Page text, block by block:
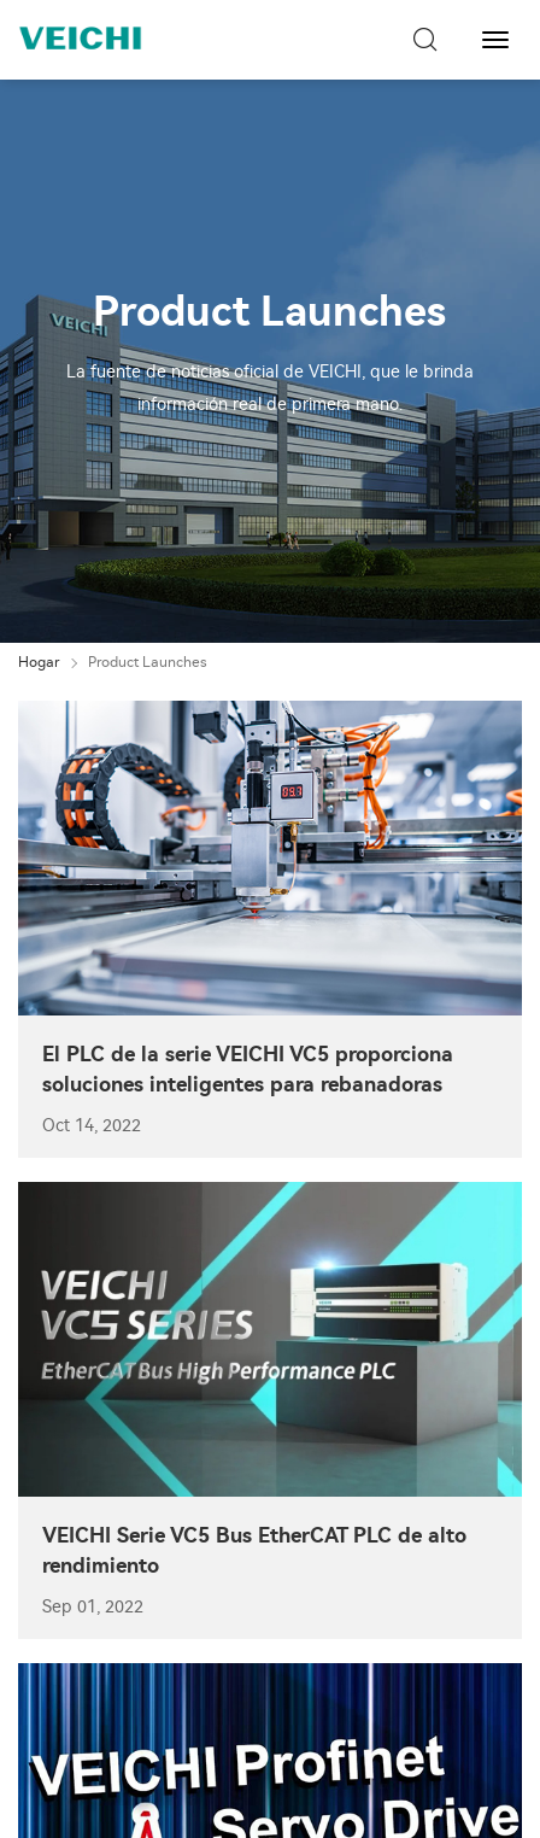
Product Launches
La fuente de noticias oficial de VEICHI, que le brinda
información real de primera mano.
Hogar Product Launches
El PLC de la serie VEICHI VC5 proporciona
soluciones inteligentes para rebanadoras
Oct 14, 2022
VEICHI Serie VC5 Bus EtherCAT PLC de alto
rendimiento
Sep 01, 2022